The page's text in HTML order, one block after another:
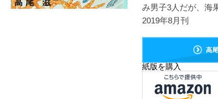
み男子3人だが、海
2019年8月刊
高
紙版を購入